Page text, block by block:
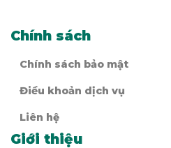
Chính sách
Chính sách bảo mật
Điều khoản dịch vụ
Liên hệ
Giới thiệu